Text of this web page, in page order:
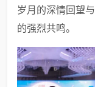
岁月的深情回望
的强烈共鸣。